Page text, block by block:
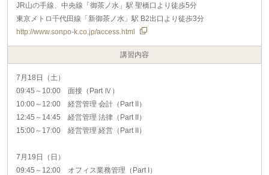
JR山の手線、中央線「御茶ノ水」駅 聖橋口より徒歩5分
東京メトロ千代田線「新御茶ノ水」駅 B2出口より徒歩3分
http://www.sonpo-k.co.jp/access.html
講習内容
7月18日（土）
09:45～10:00 面接（Part Ⅳ）
10:00～12:00 経営管理 会計（Part II）
12:45～14:45 経営管理 法律（Part II）
15:00～17:00 経営管理 経営（Part II）
7月19日（日）
09:45～12:00 オフィス業務管理（Part I）